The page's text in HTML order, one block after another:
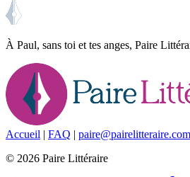
À Paul, sans toi et tes anges, Paire
Accueil | FAQ | paire@pairelitteraire.com
© 2026 Paire Littéraire